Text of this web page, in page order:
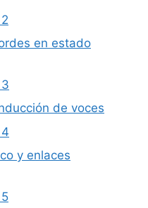
en estado
de voces
y enlaces